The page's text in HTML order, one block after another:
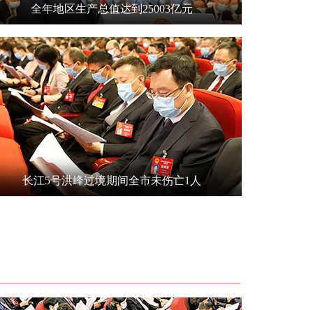
全年地区生产总值达到25003亿元
长江5号洪峰过境期间全市未伤亡1人